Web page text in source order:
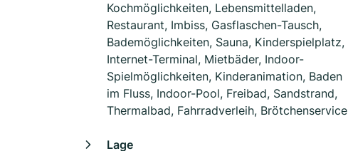
Kochmöglichkeiten, Lebensmittelladen,
Restaurant, Imbiss, Gasflaschen-Tausch,
Bademöglichkeiten, Sauna, Kinderspielplatz,
Internet-Terminal, Mietbäder, Indoor-
Spielmöglichkeiten, Kinderanimation, Baden
im Fluss, Indoor-Pool, Freibad, Sandstrand,
Thermalbad, Fahrradverleih, Brötchenservice
Lage